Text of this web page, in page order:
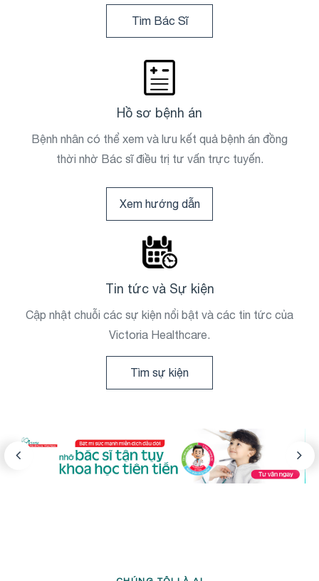
Tìm Bác Sĩ
Hồ sơ bệnh án
Bệnh nhân có thể xem và lưu kết quả bệnh án đồng
thời nhờ Bác sĩ điều trị tư vấn trực tuyến.
Xem hướng dẫn
Tin tức và Sự kiện
Cập nhật chuỗi các sự kiện nổi bật và các tin tức của
Victoria Healthcare.
Tìm sự kiện